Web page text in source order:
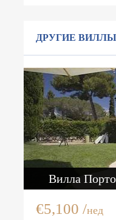
ДРУГИЕ
Вилла
€5,100 /нед